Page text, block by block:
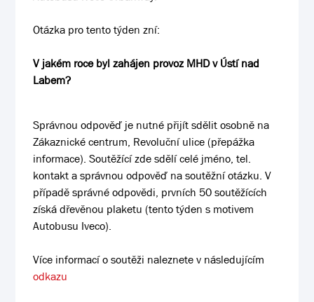
Otázka pro tento týden zní:
V jakém roce byl zahájen provoz MHD v Ústí nad
Labem?
Správnou odpověď je nutné přijít sdělit osobně na
Zákaznické centrum, Revoluční ulice (přepážka
informace). Soutěžící zde sdělí celé jméno, tel.
kontakt a správnou odpověď na soutěžní otázku. V
případě správné odpovědi, prvních 50 soutěžících
získá dřevěnou plaketu (tento týden s motivem
Autobusu Iveco).
Více informací o soutěži naleznete v následujícím
odkazu